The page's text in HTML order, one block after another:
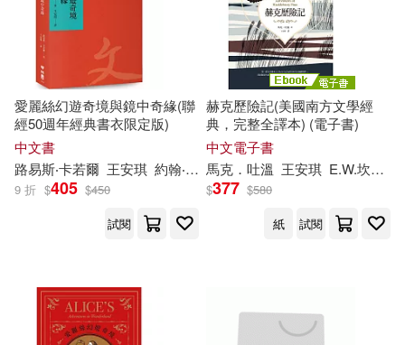
愛麗絲幻遊奇境與鏡中奇緣(聯
經50週年經典書衣限定版)
中文書
路易斯‧卡若爾 王安琪 約翰‧譚尼爾爵士（Sir John Tenniel）
9 折 $405 $450
試閱
赫克歷險記(美國南方文學經
典，完整全譯本) (電子書)
中文電子書
馬克．吐溫 王安琪 E.W.坎柏
$377 $580
紙
試閱